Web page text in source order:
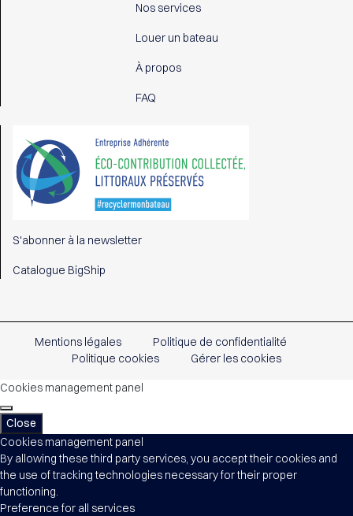
Nos services
Louer un bateau
À propos
FAQ
S'abonner à la newsletter
Catalogue BigShip
Mentions légales
Politique de confidentialité
Politique cookies
Gérer les cookies
Cookies management panel
Close
Cookies management panel
By allowing these third party services, you accept their cookies and
the use of tracking technologies necessary for their proper
functioning.
Preference for all services